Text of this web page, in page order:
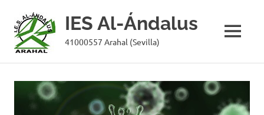
contenido
IES Al-Ándalus
41000557 Arahal (Sevilla) MENÚ